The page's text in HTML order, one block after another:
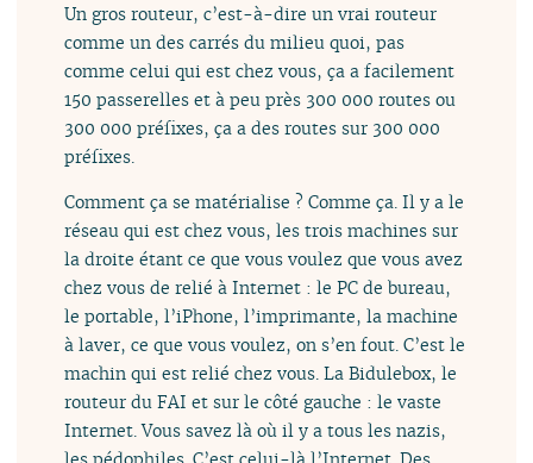
Un gros routeur, c’est-à-dire un vrai routeur
comme un des carrés du milieu quoi, pas
comme celui qui est chez vous, ça a facilement
150 passerelles et à peu près 300 000 routes ou
300 000 préfixes, ça a des routes sur 300 000
préfixes.
Comment ça se matérialise ? Comme ça. Il y a le
réseau qui est chez vous, les trois machines sur
la droite étant ce que vous voulez que vous avez
chez vous de relié à Internet : le PC de bureau,
le portable, l’iPhone, l’imprimante, la machine
à laver, ce que vous voulez, on s’en fout. C’est le
machin qui est relié chez vous. La Bidulebox, le
routeur du FAI et sur le côté gauche : le vaste
Internet. Vous savez là où il y a tous les nazis,